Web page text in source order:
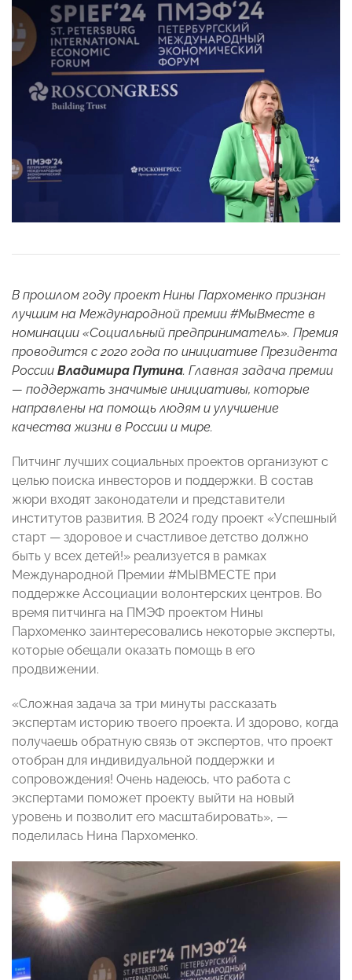
В прошлом году проект Нины Пархоменко признан
лучшим на Международной премии #МыВместе в
номинации «Социальный предприниматель». Премия
проводится с 2020 года по инициативе Президента
России Владимира Путина. Главная задача премии
— поддержать значимые инициативы, которые
направлены на помощь людям и улучшение
качества жизни в России и мире.
Питчинг лучших социальных проектов организуют с
целью поиска инвесторов и поддержки. В состав
жюри входят законодатели и представители
институтов развития. В 2024 году проект «Успешный
старт — здоровое и счастливое детство должно
быть у всех детей!» реализуется в рамках
Международной Премии #МЫВМЕСТЕ при
поддержке Ассоциации волонтерских центров. Во
время питчинга на ПМЭФ проектом Нины
Пархоменко заинтересовались некоторые эксперты,
которые обещали оказать помощь в его
продвижении.
«Сложная задача за три минуты рассказать
экспертам историю твоего проекта. И здорово, когда
получаешь обратную связь от экспертов, что проект
отобран для индивидуальной поддержки и
сопровождения! Очень надеюсь, что работа с
экспертами поможет проекту выйти на новый
уровень и позволит его масштабировать», —
поделилась Нина Пархоменко.